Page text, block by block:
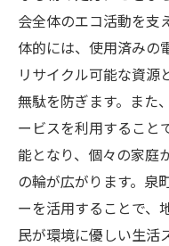
会全体のエコ活動を支
体的には、使用済みの
リサイクル可能な資源
無駄を防ぎます。また
ービスを利用すること
能となり、個々の家庭
の輪が広がります。泉
ーを活用することで、
民が環境に優しい生活